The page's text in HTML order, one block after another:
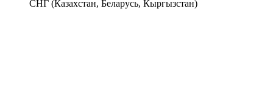
СНГ (Казахстан, Беларусь, Кыргызстан)